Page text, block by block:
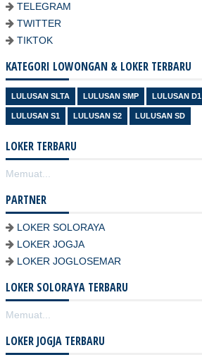
TELEGRAM
TWITTER
TIKTOK
KATEGORI LOWONGAN & LOKER TERBARU
LULUSAN SLTA LULUSAN SMP LULUSAN D1
LULUSAN S1 LULUSAN S2 LULUSAN SD
LOKER TERBARU
Memuat...
PARTNER
LOKER SOLORAYA
LOKER JOGJA
LOKER JOGLOSEMAR
LOKER SOLORAYA TERBARU
Memuat...
LOKER JOGJA TERBARU